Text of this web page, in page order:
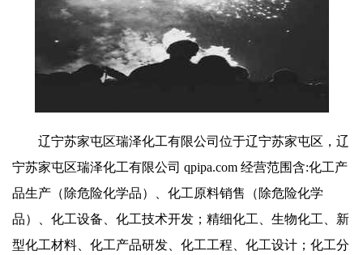
辽宁苏家屯区瑞泽化工有限公司位于辽宁苏家屯区，辽
宁苏家屯区瑞泽化工有限公司 qpipa.com 经营范围含:化工产
品生产（除危险化学品）、化工原料销售（除危险化学
品）、化工设备、化工技术开发；精细化工、生物化工、新
型化工材料、化工产品研发、化工工程、化工设计；化工分